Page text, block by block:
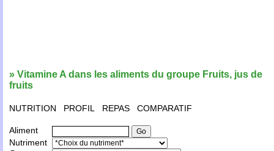
» Vitamine A dans les aliments du groupe Fruits, jus de
fruits
NUTRITION PROFIL REPAS COMPARATIF
Aliment
Nutriment